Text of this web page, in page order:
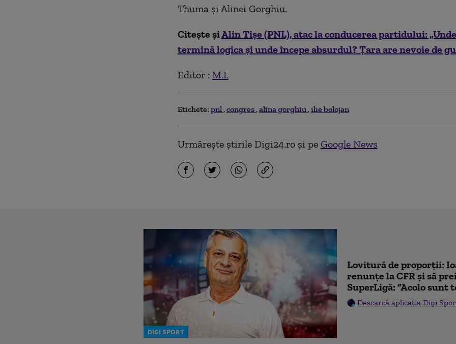
Thuma şi Alinei Gorghiu.
Citește șiAlin Tişe (PNL), atac la conducerea partidului:
termină logica şi unde începe absurdul? Ţara are nevoie de
Editor : M.I.
Etichete: pnl congres alina gorghiu ilie bolojan
Urmărește știrile Digi24.ro și pe Google News
DIGI SPORT
Lovitură de proporții:
renunțe la CFR și să
SuperLigă: ”Acolo sunt
Descarcă aplicația Digi